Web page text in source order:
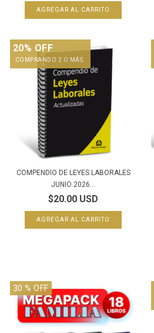
20% OFF
COMPRANDO 2 O MÁS.
COMPENDIO DE LEYES LABORALES
JUNIO 2026...
$20.00 USD
30 % OFF